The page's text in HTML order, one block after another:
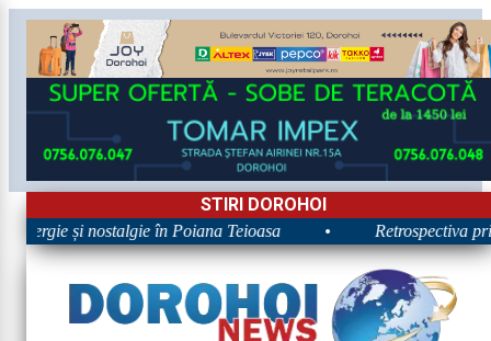
STIRI DOROHOI
și nostalgie în Poiana Teioasa Retrospectiva